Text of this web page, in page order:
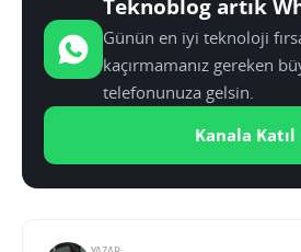
Teknoblog artık
Günün en iyi teknoloji
kaçırmamanız gereken
telefonunuza gelsin.
Kanala Katıl